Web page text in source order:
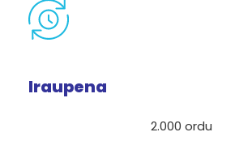
Iraupena
2.000 ordu